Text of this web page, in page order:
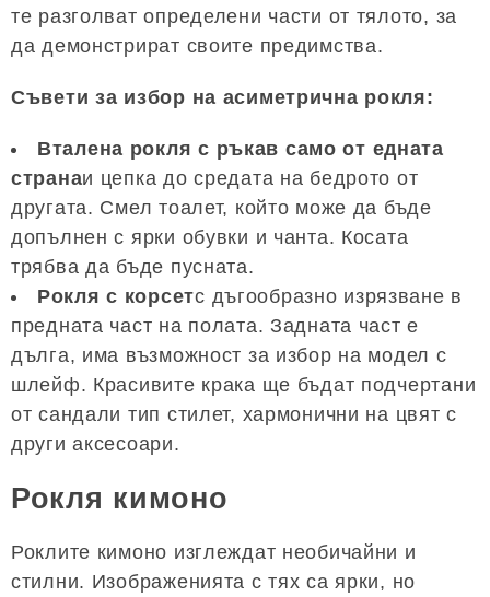
те разголват определени части от тялото, за
да демонстрират своите предимства.
Съвети за избор на асиметрична рокля:
Вталена рокля с ръкав само от едната
странаи цепка до средата на бедрото от
другата. Смел тоалет, който може да бъде
допълнен с ярки обувки и чанта. Косата
трябва да бъде пусната.
Рокля с корсетс дъгообразно изрязване в
предната част на полата. Задната част е
дълга, има възможност за избор на модел с
шлейф. Красивите крака ще бъдат подчертани
от сандали тип стилет, хармонични на цвят с
други аксесоари.
Рокля кимоно
Роклите кимоно изглеждат необичайни и
стилни. Изображенията с тях са ярки, но